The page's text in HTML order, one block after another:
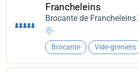
Francheleins
Brocante de Francheleins
-
Brocante Vide-greniers